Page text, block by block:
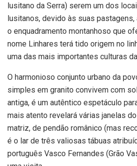
lusitano da Serra) serem um dos
lusitanos, devido às suas pastagens,
o enquadramento montanhoso que
nome Linhares terá tido origem no
uma das mais importantes culturas
O harmonioso conjunto urbano da
simples em granito convivem com
antiga, é um autêntico espetáculo
mais atento revelará várias janelas
matriz, de pendão românico (mas
é o lar de três valiosas tábuas
português Vasco Fernandes (Grão